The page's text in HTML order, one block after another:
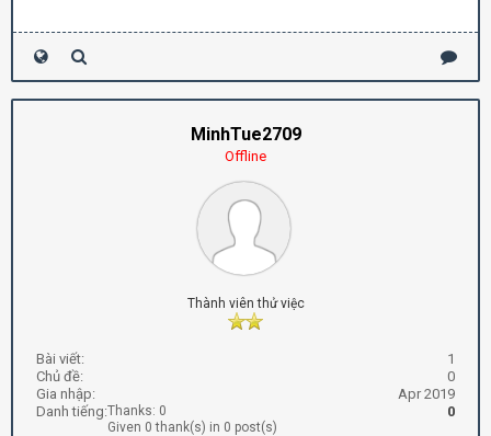
MinhTue2709
Offline
Thành viên thử việc
Bài viết:
1
Chủ đề:
0
Gia nhập:
Apr 2019
Danh tiếng:
0
Thanks: 0
Given 0 thank(s) in 0 post(s)